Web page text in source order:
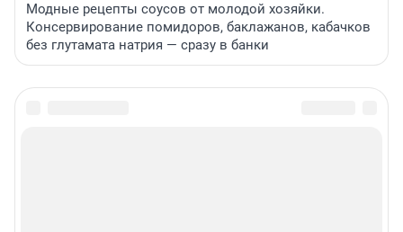
Модные рецепты соусов от молодой хозяйки.
Консервирование помидоров, баклажанов, кабачков
без глутамата натрия — сразу в банки